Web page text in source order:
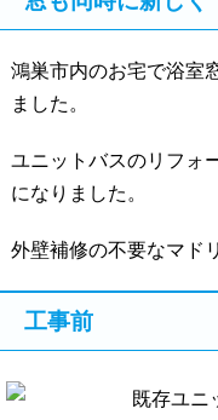
鴻巣市内のお宅で浴室
ました。
ユニットバスのリフォ
になりました。
外壁補修の不要なマド
工事前
既存ユニット